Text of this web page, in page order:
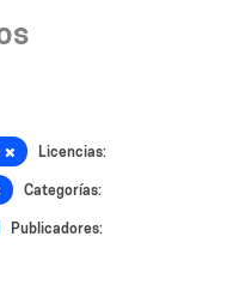
Licencias:
Categorías:
Publicadores: